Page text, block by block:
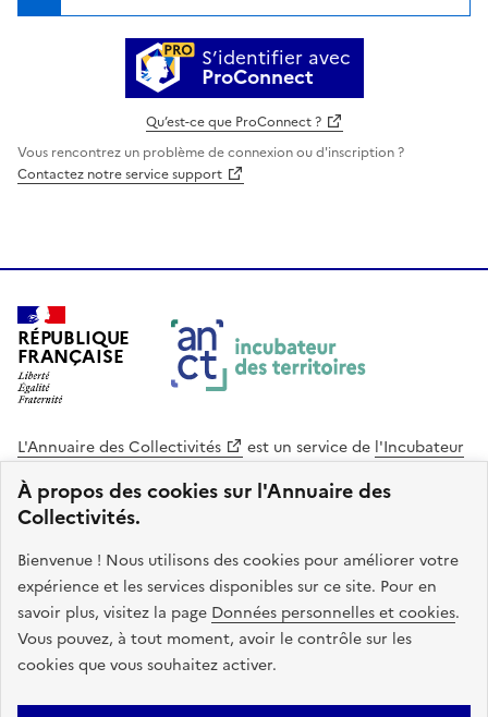
À propos des cookies sur l'Annuaire des
Collectivités.
Bienvenue ! Nous utilisons des cookies pour améliorer votre
expérience et les services disponibles sur ce site. Pour en
savoir plus, visitez la page Données personnelles et cookies.
Vous pouvez, à tout moment, avoir le contrôle sur les
cookies que vous souhaitez activer.
S’identifier avec
ProConnect
Qu’est-ce que ProConnect ?
Vous rencontrez un problème de connexion ou d'inscription ?
Contactez notre service support
RÉPUBLIQUE
FRANÇAISE
L'Annuaire des Collectivités est un service de l'Incubateur
Cohésion des Territoires
. Le code source de ce site web
est disponible en licence libre. Le design de ce site est conçu
avec le système de design de l’État.
legifrance.gouv.fr
info.gouv.fr
service-public.gouv.fr
data.gouv.fr
Plan du site Accessibilite : non conforme Mentions légales